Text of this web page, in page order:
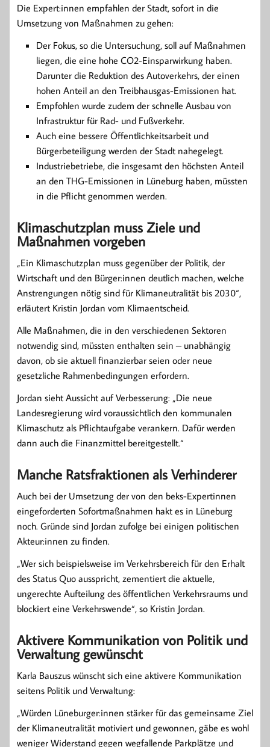
Die Expert:innen empfahlen der Stadt, sofort in die
Umsetzung von Maßnahmen zu gehen:
Der Fokus, so die Untersuchung, soll auf Maßnahmen
liegen, die eine hohe CO2-Einsparwirkung haben.
Darunter die Reduktion des Autoverkehrs, der einen
hohen Anteil an den Treibhausgas-Emissionen hat.
Empfohlen wurde zudem der schnelle Ausbau von
Infrastruktur für Rad- und Fußverkehr.
Auch eine bessere Öffentlichkeitsarbeit und
Bürgerbeteiligung werden der Stadt nahegelegt.
Industriebetriebe, die insgesamt den höchsten Anteil
an den THG-Emissionen in Lüneburg haben, müssten
in die Pflicht genommen werden.
Klimaschutzplan muss Ziele und
Maßnahmen vorgeben
„Ein Klimaschutzplan muss gegenüber der Politik, der
Wirtschaft und den Bürger:innen deutlich machen, welche
Anstrengungen nötig sind für Klimaneutralität bis 2030“,
erläutert Kristin Jordan vom Klimaentscheid.
Alle Maßnahmen, die in den verschiedenen Sektoren
notwendig sind, müssten enthalten sein – unabhängig
davon, ob sie aktuell finanzierbar seien oder neue
gesetzliche Rahmenbedingungen erfordern.
Jordan sieht Aussicht auf Verbesserung: „Die neue
Landesregierung wird voraussichtlich den kommunalen
Klimaschutz als Pflichtaufgabe verankern. Dafür werden
dann auch die Finanzmittel bereitgestellt.“
Manche Ratsfraktionen als Verhinderer
Auch bei der Umsetzung der von den beks-Expertinnen
eingeforderten Sofortmaßnahmen hakt es in Lüneburg
noch. Gründe sind Jordan zufolge bei einigen politischen
Akteur:innen zu finden.
„Wer sich beispielsweise im Verkehrsbereich für den Erhalt
des Status Quo ausspricht, zementiert die aktuelle,
ungerechte Aufteilung des öffentlichen Verkehrsraums und
blockiert eine Verkehrswende“, so Kristin Jordan.
Aktivere Kommunikation von Politik und
Verwaltung gewünscht
Karla Bauszus wünscht sich eine aktivere Kommunikation
seitens Politik und Verwaltung:
„Würden Lüneburger:innen stärker für das gemeinsame Ziel
der Klimaneutralität motiviert und gewonnen, gäbe es wohl
weniger Widerstand gegen wegfallende Parkplätze und